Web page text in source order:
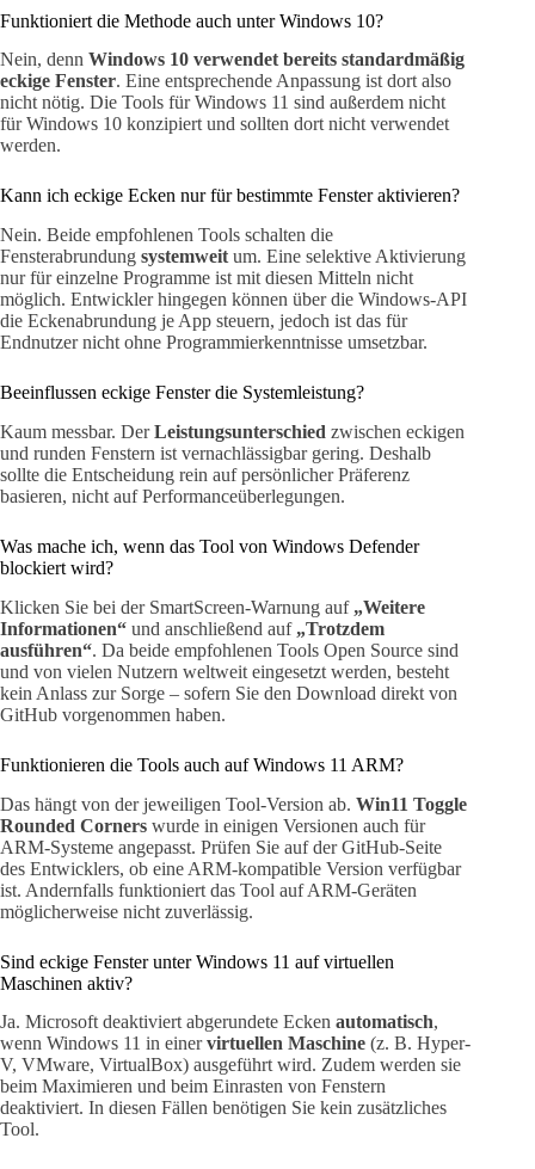
Funktioniert die Methode auch unter Windows 10?
Nein, denn Windows 10 verwendet bereits standardmäßig
eckige Fenster. Eine entsprechende Anpassung ist dort also
nicht nötig. Die Tools für Windows 11 sind außerdem nicht
für Windows 10 konzipiert und sollten dort nicht verwendet
werden.
Kann ich eckige Ecken nur für bestimmte Fenster aktivieren?
Nein. Beide empfohlenen Tools schalten die
Fensterabrundung systemweit um. Eine selektive Aktivierung
nur für einzelne Programme ist mit diesen Mitteln nicht
möglich. Entwickler hingegen können über die Windows-API
die Eckenabrundung je App steuern, jedoch ist das für
Endnutzer nicht ohne Programmierkenntnisse umsetzbar.
Beeinflussen eckige Fenster die Systemleistung?
Kaum messbar. DerLeistungsunterschied zwischen eckigen
und runden Fenstern ist vernachlässigbar gering. Deshalb
sollte die Entscheidung rein auf persönlicher Präferenz
basieren, nicht auf Performanceüberlegungen.
Was mache ich, wenn das Tool von Windows Defender
blockiert wird?
Klicken Sie bei der SmartScreen-Warnung auf „Weitere
Informationen“ und anschließend auf „Trotzdem
ausführen“. Da beide empfohlenen Tools Open Source sind
und von vielen Nutzern weltweit eingesetzt werden, besteht
kein Anlass zur Sorge – sofern Sie den Download direkt von
GitHub vorgenommen haben.
Funktionieren die Tools auch auf Windows 11 ARM?
Das hängt von der jeweiligen Tool-Version ab. Win11 Toggle
Rounded Corners wurde in einigen Versionen auch für
ARM-Systeme angepasst. Prüfen Sie auf der GitHub-Seite
des Entwicklers, ob eine ARM-kompatible Version verfügbar
ist. Andernfalls funktioniert das Tool auf ARM-Geräten
möglicherweise nicht zuverlässig.
Sind eckige Fenster unter Windows 11 auf virtuellen
Maschinen aktiv?
Ja. Microsoft deaktiviert abgerundete Ecken automatisch,
wenn Windows 11 in einervirtuellen Maschine (z. B. Hyper-
V, VMware, VirtualBox) ausgeführt wird. Zudem werden sie
beim Maximieren und beim Einrasten von Fenstern
deaktiviert. In diesen Fällen benötigen Sie kein zusätzliches
Tool.